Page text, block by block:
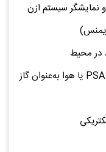
در محیط
• حسگر نقطه شبنم برای مولد با استفاده از PSA یا هوا به‌عنوان گاز